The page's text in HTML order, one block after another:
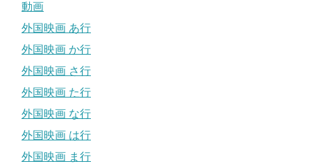
動画
外国映画 あ行
外国映画 か行
外国映画 さ行
外国映画 た行
外国映画 な行
外国映画 は行
外国映画 ま行